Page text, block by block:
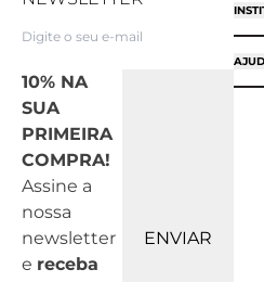
10% NA
SUA
PRIMEIRA
COMPRA!
Assine a
nossa
newsletter
e receba
ENVIAR